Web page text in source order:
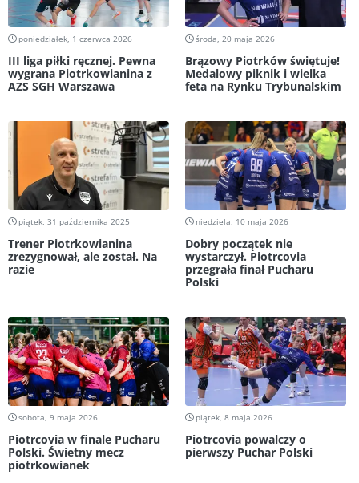
poniedziałek, 1 czerwca 2026
III liga piłki ręcznej. Pewna
wygrana Piotrkowianina z
AZS SGH Warszawa
środa, 20 maja 2026
Brązowy Piotrków świętuje!
Medalowy piknik i wielka
feta na Rynku Trybunalskim
piątek, 31 października 2025
Trener Piotrkowianina
zrezygnował, ale został. Na
razie
niedziela, 10 maja 2026
Dobry początek nie
wystarczył. Piotrcovia
przegrała finał Pucharu
Polski
sobota, 9 maja 2026
Piotrcovia w finale Pucharu
Polski. Świetny mecz
piotrkowianek
piątek, 8 maja 2026
Piotrcovia powalczy o
pierwszy Puchar Polski